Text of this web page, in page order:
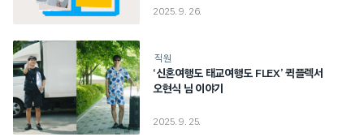
2025. 9. 26.
직원
‘신혼여행도 태교여행도 FLEX’ 퀵플렉서
오현식 님 이야기
2025. 9. 25.